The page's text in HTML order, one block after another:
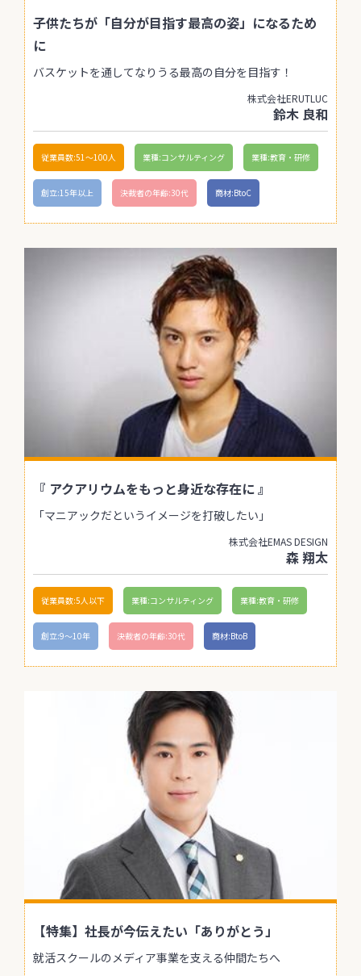
子供たちが「自分が目指す最高の姿」になるため
に
バスケットを通してなりうる最高の自分を目指す！
株式会社ERUTLUC
鈴木 良和
従業員数:51〜100人 業種:コンサルティング 業種:教育・研修
創立:15年以上 決裁者の年齢:30代 商材:BtoC
『 アクアリウムをもっと身近な存在に 』
「マニアックだというイメージを打破したい」
株式会社EMAS DESIGN
森 翔太
従業員数:5人以下 業種:コンサルティング 業種:教育・研修
創立:9〜10年 決裁者の年齢:30代 商材:BtoB
【特集】社長が今伝えたい「ありがとう」
就活スクールのメディア事業を支える仲間たちへ